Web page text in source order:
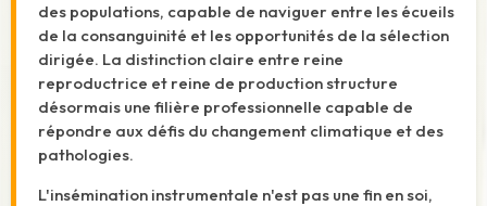
des populations, capable de naviguer entre les écueils
de la consanguinité et les opportunités de la sélection
dirigée. La distinction claire entre reine
reproductrice et reine de production structure
désormais une filière professionnelle capable de
répondre aux défis du changement climatique et des
pathologies.
L'insémination instrumentale n'est pas une fin en soi,